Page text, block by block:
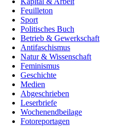
Feuilleton
Sport
Politisches Buch
Betrieb & Gewerkschaft
Antifaschismus
Natur & Wissenschaft
Feminismus
Geschichte
Medien
Abgeschrieben
Leserbriefe
Wochenendbeilage
Fotoreportagen